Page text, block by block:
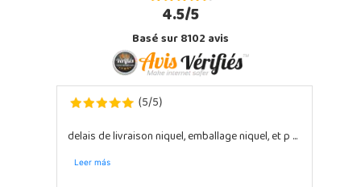
4.5/5
Basé sur 8102 avis
Super A savoir que y avait ni bache ni pompe a
sab ...
(5/5)
delais de livraison niquel, emballage niquel, et p ...
Leer más